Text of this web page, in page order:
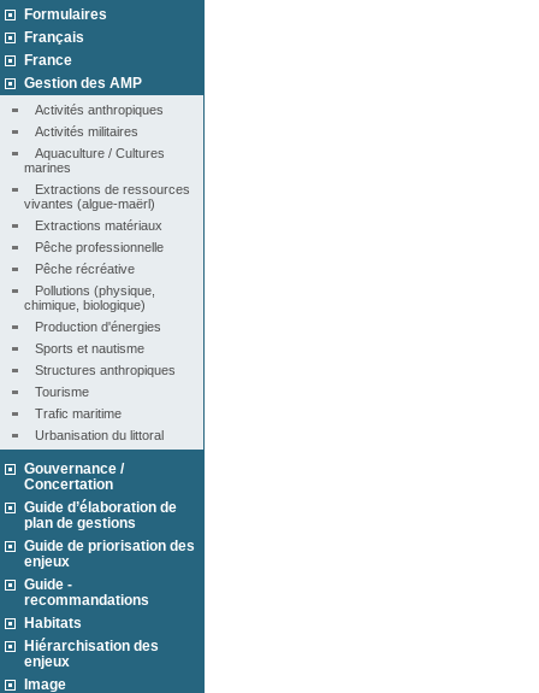
Formulaires
Français
France
Gestion des AMP
Activités anthropiques
Activités militaires
Aquaculture / Cultures
marines
Extractions de ressources
vivantes (algue-maërl)
Extractions matériaux
Pêche professionnelle
Pêche récréative
Pollutions (physique,
chimique, biologique)
Production d'énergies
Sports et nautisme
Structures anthropiques
Tourisme
Trafic maritime
Urbanisation du littoral
Gouvernance /
Concertation
Guide d’élaboration de
plan de gestions
Guide de priorisation des
enjeux
Guide -
recommandations
Habitats
Hiérarchisation des
enjeux
Image